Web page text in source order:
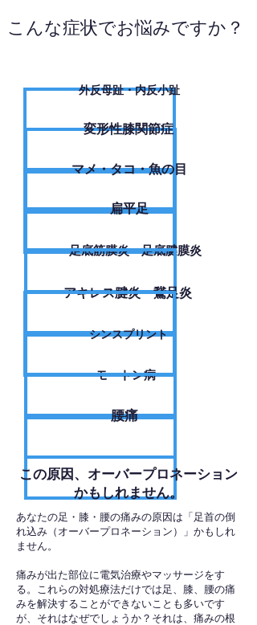
こんな症状でお悩みですか？
外反母趾・内反小趾
変形性膝関節症
​マメ・タコ・魚の目
扁平足
足底筋膜炎・足底腱膜炎
アキレス腱炎・鵞足炎
シンスプリント
モートン病
腰痛
​この原因、オーバープロネーション
かもしれません。
あなたの足・膝・腰の痛みの原因は「足首の倒
れ込み（オーバープロネーション）」かもしれ
ません。
痛みが出た部位に電気治療やマッサージをす
る。これらの対処療法だけでは足、膝、腰の痛
みを解決することができないことも多いです
が、それはなぜでしょうか？それは、痛みの根